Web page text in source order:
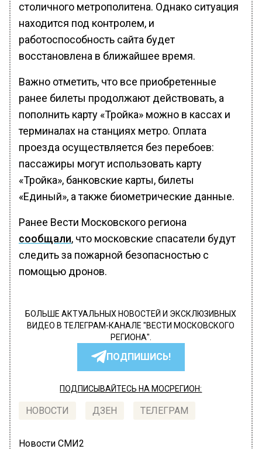
столичного метрополитена. Однако ситуация
находится под контролем, и
работоспособность сайта будет
восстановлена в ближайшее время.
Важно отметить, что все приобретенные
ранее билеты продолжают действовать, а
пополнить карту «Тройка» можно в кассах и
терминалах на станциях метро. Оплата
проезда осуществляется без перебоев:
пассажиры могут использовать карту
«Тройка», банковские карты, билеты
«Единый», а также биометрические данные.
Ранее Вести Московского региона
сообщали, что московские спасатели будут
следить за пожарной безопасностью с
помощью дронов.
БОЛЬШЕ АКТУАЛЬНЫХ НОВОСТЕЙ И ЭКСКЛЮЗИВНЫХ
ВИДЕО В ТЕЛЕГРАМ-КАНАЛЕ "ВЕСТИ МОСКОВСКОГО
РЕГИОНА".
ПОДПИШИСЬ!
ПОДПИСЫВАЙТЕСЬ НА МОСРЕГИОН:
НОВОСТИ ДЗЕН ТЕЛЕГРАМ
Новости СМИ2